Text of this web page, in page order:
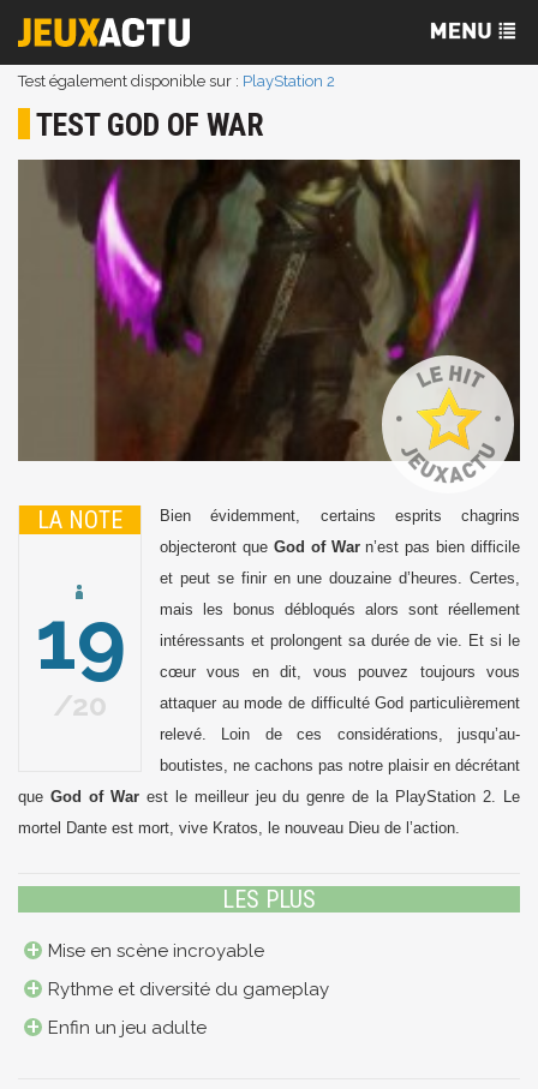
Test également disponible sur : PlayStation 2
TEST GOD OF WAR
LA NOTE
19
20
Bien évidemment, certains esprits chagrins
objecteront que God of War n’est pas bien difficile
et peut se finir en une douzaine d’heures. Certes,
mais les bonus débloqués alors sont réellement
intéressants et prolongent sa durée de vie. Et si le
cœur vous en dit, vous pouvez toujours vous
attaquer au mode de difficulté God particulièrement
relevé. Loin de ces considérations, jusqu’au-
boutistes, ne cachons pas notre plaisir en décrétant
que God of Warest le meilleur jeu du genre de la PlayStation 2. Le
mortel Dante est mort, vive Kratos, le nouveau Dieu de l’action.
LES PLUS
Mise en scène incroyable
Rythme et diversité du gameplay
Enfin un jeu adulte